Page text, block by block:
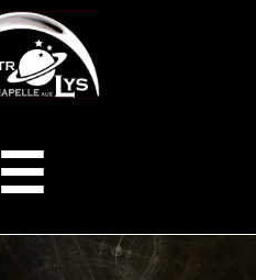
ASTROLYS
☰